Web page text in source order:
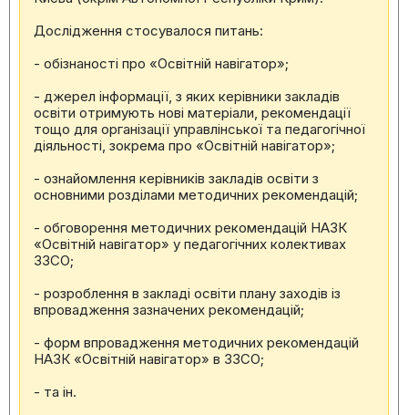
Дослідження стосувалося питань:
- обізнаності про «Освітній навігатор»;
- джерел інформації, з яких керівники закладів
освіти отримують нові матеріали, рекомендації
тощо для організації управлінської та педагогічної
діяльності, зокрема про «Освітній навігатор»;
- ознайомлення керівників закладів освіти з
основними розділами методичних рекомендацій;
- обговорення методичних рекомендацій НАЗК
«Освітній навігатор» у педагогічних колективах
ЗЗСО;
- розроблення в закладі освіти плану заходів із
впровадження зазначених рекомендацій;
- форм впровадження методичних рекомендацій
НАЗК «Освітній навігатор» в ЗЗСО;
- та ін.